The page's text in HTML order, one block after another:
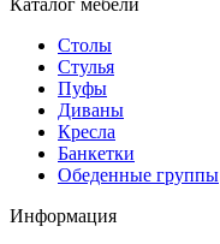
Столы
Стулья
Пуфы
Диваны
Кресла
Банкетки
Обеденные группы
Информация